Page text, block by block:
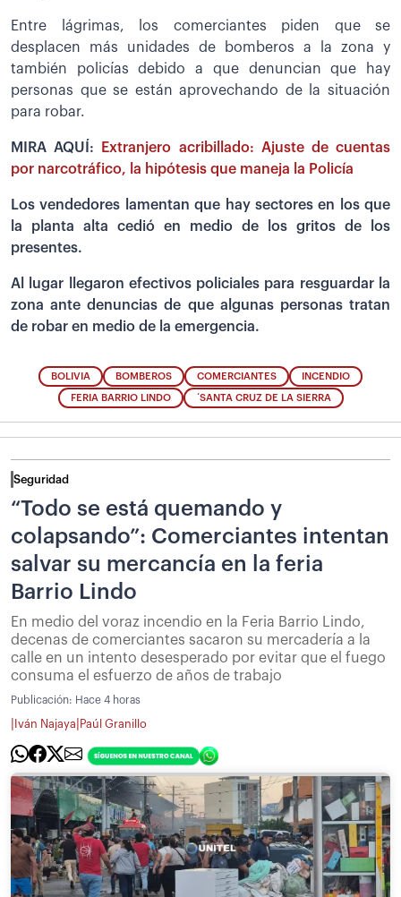
Entre lágrimas, los comerciantes piden que se
desplacen más unidades de bomberos a la zona y
también policías debido a que denuncian que hay
personas que se están aprovechando de la situación
para robar.
MIRA AQUÍ:
Extranjero acribillado: Ajuste de cuentas
por narcotráfico, la hipótesis que maneja la Policía
Los vendedores lamentan que hay sectores en los que
la planta alta cedió en medio de los gritos de los
presentes.
Al lugar llegaron efectivos policiales para resguardar la
zona ante denuncias de que algunas personas tratan
de robar en medio de la emergencia.
BOLIVIA BOMBEROS COMERCIANTES INCENDIO
FERIA BARRIO LINDO ´SANTA CRUZ DE LA SIERRA
Seguridad
“Todo se está quemando y
colapsando”: Comerciantes intentan
salvar su mercancía en la feria
Barrio Lindo
En medio del voraz incendio en la Feria Barrio Lindo,
decenas de comerciantes sacaron su mercadería a la
calle en un intento desesperado por evitar que el fuego
consuma el esfuerzo de años de trabajo
Publicación: Hace 4 horas
Iván Najaya Paúl Granillo